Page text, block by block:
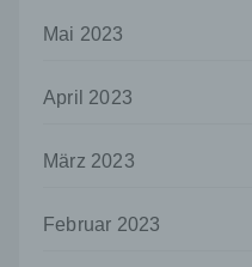
Mai 2023
April 2023
März 2023
Februar 2023
Verantwortlicher
oder andere
gemeinsam mit
das Recht der